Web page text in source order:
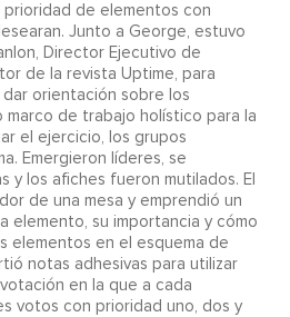
de elementos con
Junto a George, estuvo
Director Ejecutivo de
de la revista Uptime, para
orientación sobre los
marco de trabajo holístico para la
el ejercicio, los grupos
Emergieron líderes, se
y los afiches fueron mutilados. El
de una mesa y emprendió un
elemento, su importancia y cómo
elementos en el esquema de
notas adhesivas para utilizar
en la que a cada
votos con prioridad uno, dos y